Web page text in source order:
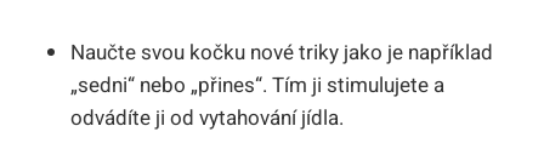
Naučte svou kočku nové triky jako je například
„sedni“ nebo „přines“. Tím ji stimulujete a
odvádíte ji od vytahování jídla.